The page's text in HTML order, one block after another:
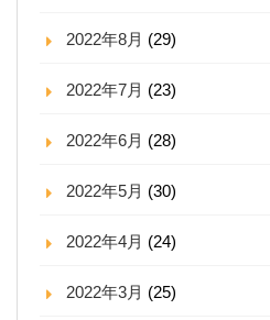
2022年8月 (29)
2022年7月 (23)
2022年6月 (28)
2022年5月 (30)
2022年4月 (24)
2022年3月 (25)